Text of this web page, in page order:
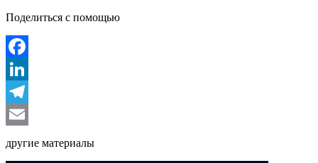
Поделиться с помощью
Facebook
LinkedIn
Telegram
другие материалы